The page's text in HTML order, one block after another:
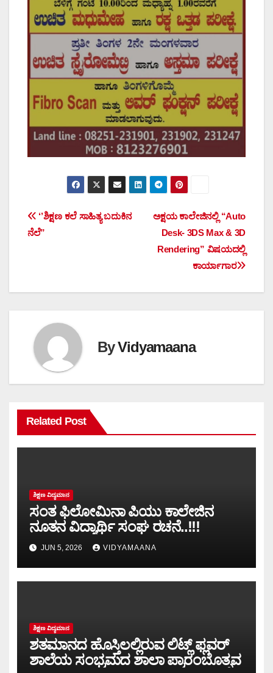
Post
navigation
ಅಕ್ಷಯ ಕಾಲೇಜಿನಲ್ಲಿ “Auto
Desk- 3DS Max & 3D
Rendering” ವಿಷಯದಲ್ಲಿ
ಕಾರ್ಯಾಗಾರ
‘’ಶಿಕ್ಷಣ ಕಲೆ ಸಾಹಿತ್ಯ ಬದುಕಿನ
ನೆಲೆ”
ByVidyamaana
Related Post
ಶಿಕ್ಷಣ ವಿದ್ಯಮಾನ
ಸಂತ ಫಿಲೋಮಿನಾ ಪಿಯು ಕಾಲೇಜಿನ
ನೂತನ ವಿದ್ಯಾರ್ಥಿ ಸಂಘ ರಚನೆ..!!!
JUN 5, 2026 VIDYAMAANA
ಶಿಕ್ಷಣ ವಿದ್ಯಮಾನ
ಶತಮಾನದ ಹೊಸ್ತಿಲಲ್ಲಿರುವ ಲಿಟ್ಲ್ ಫ್ಲವರ್
ಶಾಲೆಯ ಸಂಭ್ರಮದ ಶಾಲಾ ಪ್ರಾರಂಬೊತ್ಸವ